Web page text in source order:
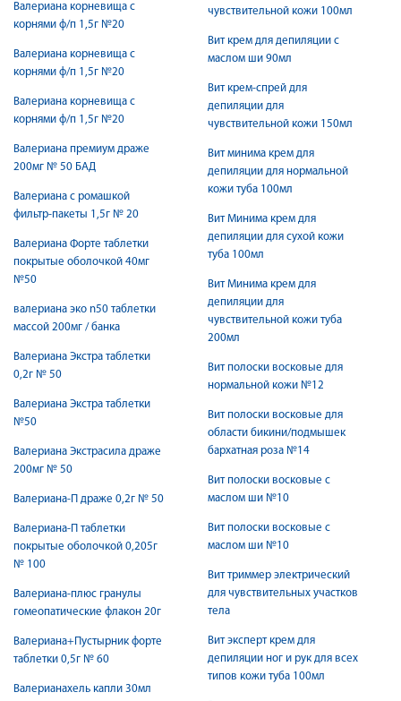
Валериана корневища с
корнями ф/п 1,5г №20
Валериана корневища с
корнями ф/п 1,5г №20
Валериана корневища с
корнями ф/п 1,5г №20
Валериана премиум драже
200мг № 50 БАД
Валериана с ромашкой
фильтр-пакеты 1,5г № 20
Валериана Форте таблетки
покрытые оболочкой 40мг
№50
валериана эко n50 таблетки
массой 200мг / банка
Валериана Экстра таблетки
0,2г № 50
Валериана Экстра таблетки
№50
Валериана Экстрасила драже
200мг № 50
Валериана-П драже 0,2г № 50
Валериана-П таблетки
покрытые оболочкой 0,205г
№ 100
Валериана-плюс гранулы
гомеопатические флакон 20г
Валериана+Пустырник форте
таблетки 0,5г № 60
Валерианахель капли 30мл
чувствительной кожи 100мл
Вит крем для депиляции с
маслом ши 90мл
Вит крем-спрей для
депиляции для
чувствительной кожи 150мл
Вит минима крем для
депиляции для нормальной
кожи туба 100мл
Вит Минима крем для
депиляции для сухой кожи
туба 100мл
Вит Минима крем для
депиляции для
чувствительной кожи туба
200мл
Вит полоски восковые для
нормальной кожи №12
Вит полоски восковые для
области бикини/подмышек
бархатная роза №14
Вит полоски восковые с
маслом ши №10
Вит полоски восковые с
маслом ши №10
Вит триммер электрический
для чувствительных участков
тела
Вит эксперт крем для
депиляции ног и рук для всех
типов кожи туба 100мл